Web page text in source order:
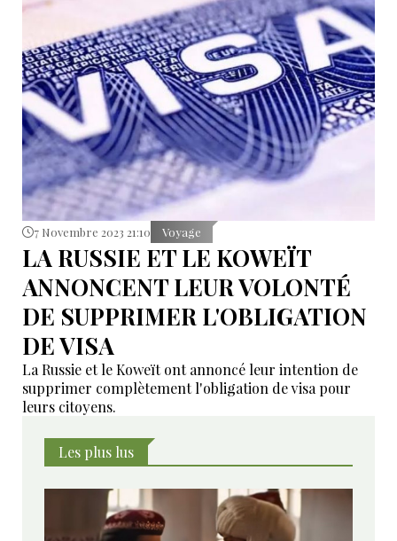
7 Novembre 2023 21:10 Voyage
LA RUSSIE ET LE KOWEÏT
ANNONCENT LEUR VOLONTÉ
DE SUPPRIMER L'OBLIGATION
DE VISA
La Russie et le Koweït ont annoncé leur intention de
supprimer complètement l'obligation de visa pour
leurs citoyens.
Les plus lus